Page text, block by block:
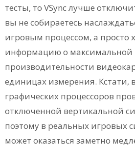
тесты, то VSync лучше
вы не собираетесь
игровым процессом, а просто
информацию о максимальной
производительности
единицах измерения. Кстати,
графических процессоров
отключенной вертикальной
поэтому в реальных игровых
может оказаться заметно